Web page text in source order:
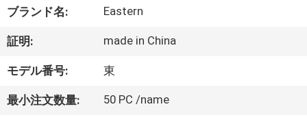
ク
ト
私
ブランド名: Eastern
証明: made in China
モデル番号: 東
最小注文数量: 50 PC /name